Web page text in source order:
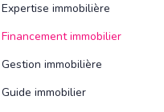
Expertise immobilière
Financement immobilier
Gestion immobilière
Guide immobilier